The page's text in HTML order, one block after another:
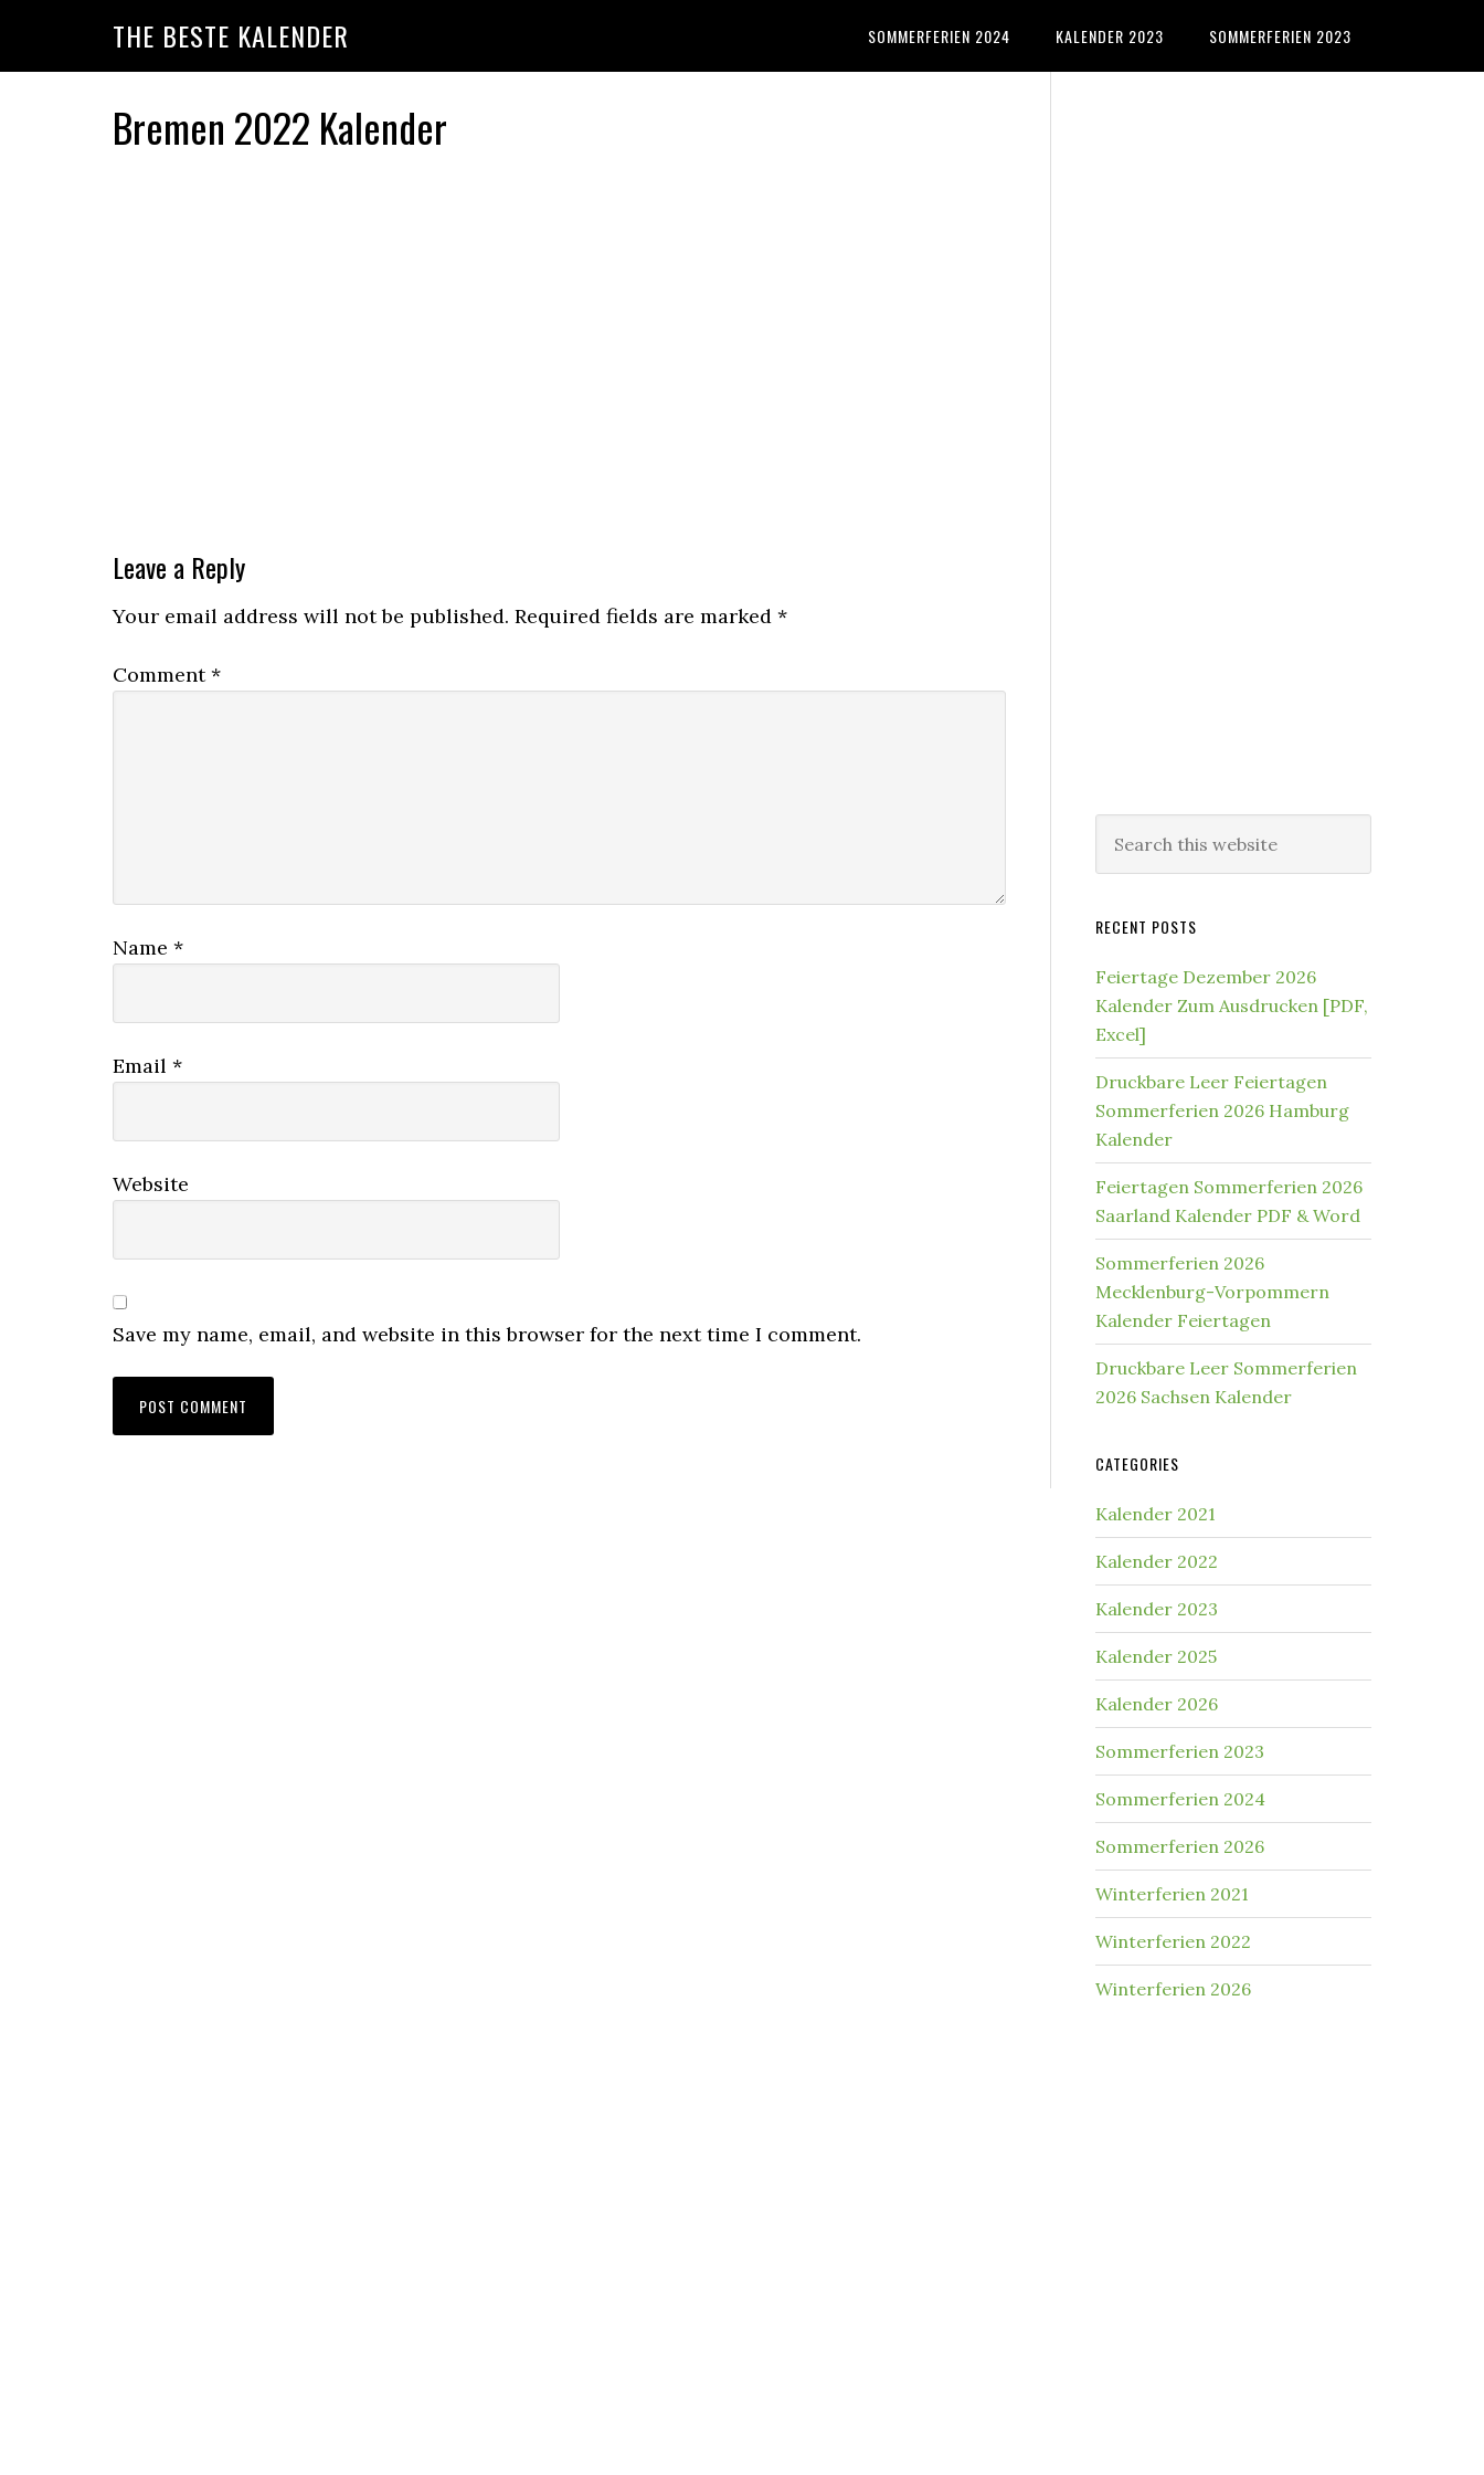
THE BESTE KALENDER SOMMERFERIEN 2024 KALENDER 2023 SOMMERFERIEN 2023
Bremen 2022 Kalender
Reader
Interactions
Leave a Reply
Your email address will not be published. Required fields are marked *
Comment*
Name *
Email *
Website
Save my name, email, and website in this browser for the next time I comment.
this
RECENT POSTS
Feiertage Dezember 2026
Kalender Zum Ausdrucken [PDF,
Excel]
Druckbare Leer Feiertagen
Sommerferien 2026 Hamburg
Kalender
Feiertagen Sommerferien 2026
Saarland Kalender PDF & Word
Sommerferien 2026
Mecklenburg-Vorpommern
Kalender Feiertagen
Druckbare Leer Sommerferien
2026 Sachsen Kalender
CATEGORIES
Kalender 2021
Kalender 2022
Kalender 2023
Kalender 2025
Kalender 2026
Sommerferien 2023
Sommerferien 2024
Sommerferien 2026
Winterferien 2021
Winterferien 2022
Winterferien 2026